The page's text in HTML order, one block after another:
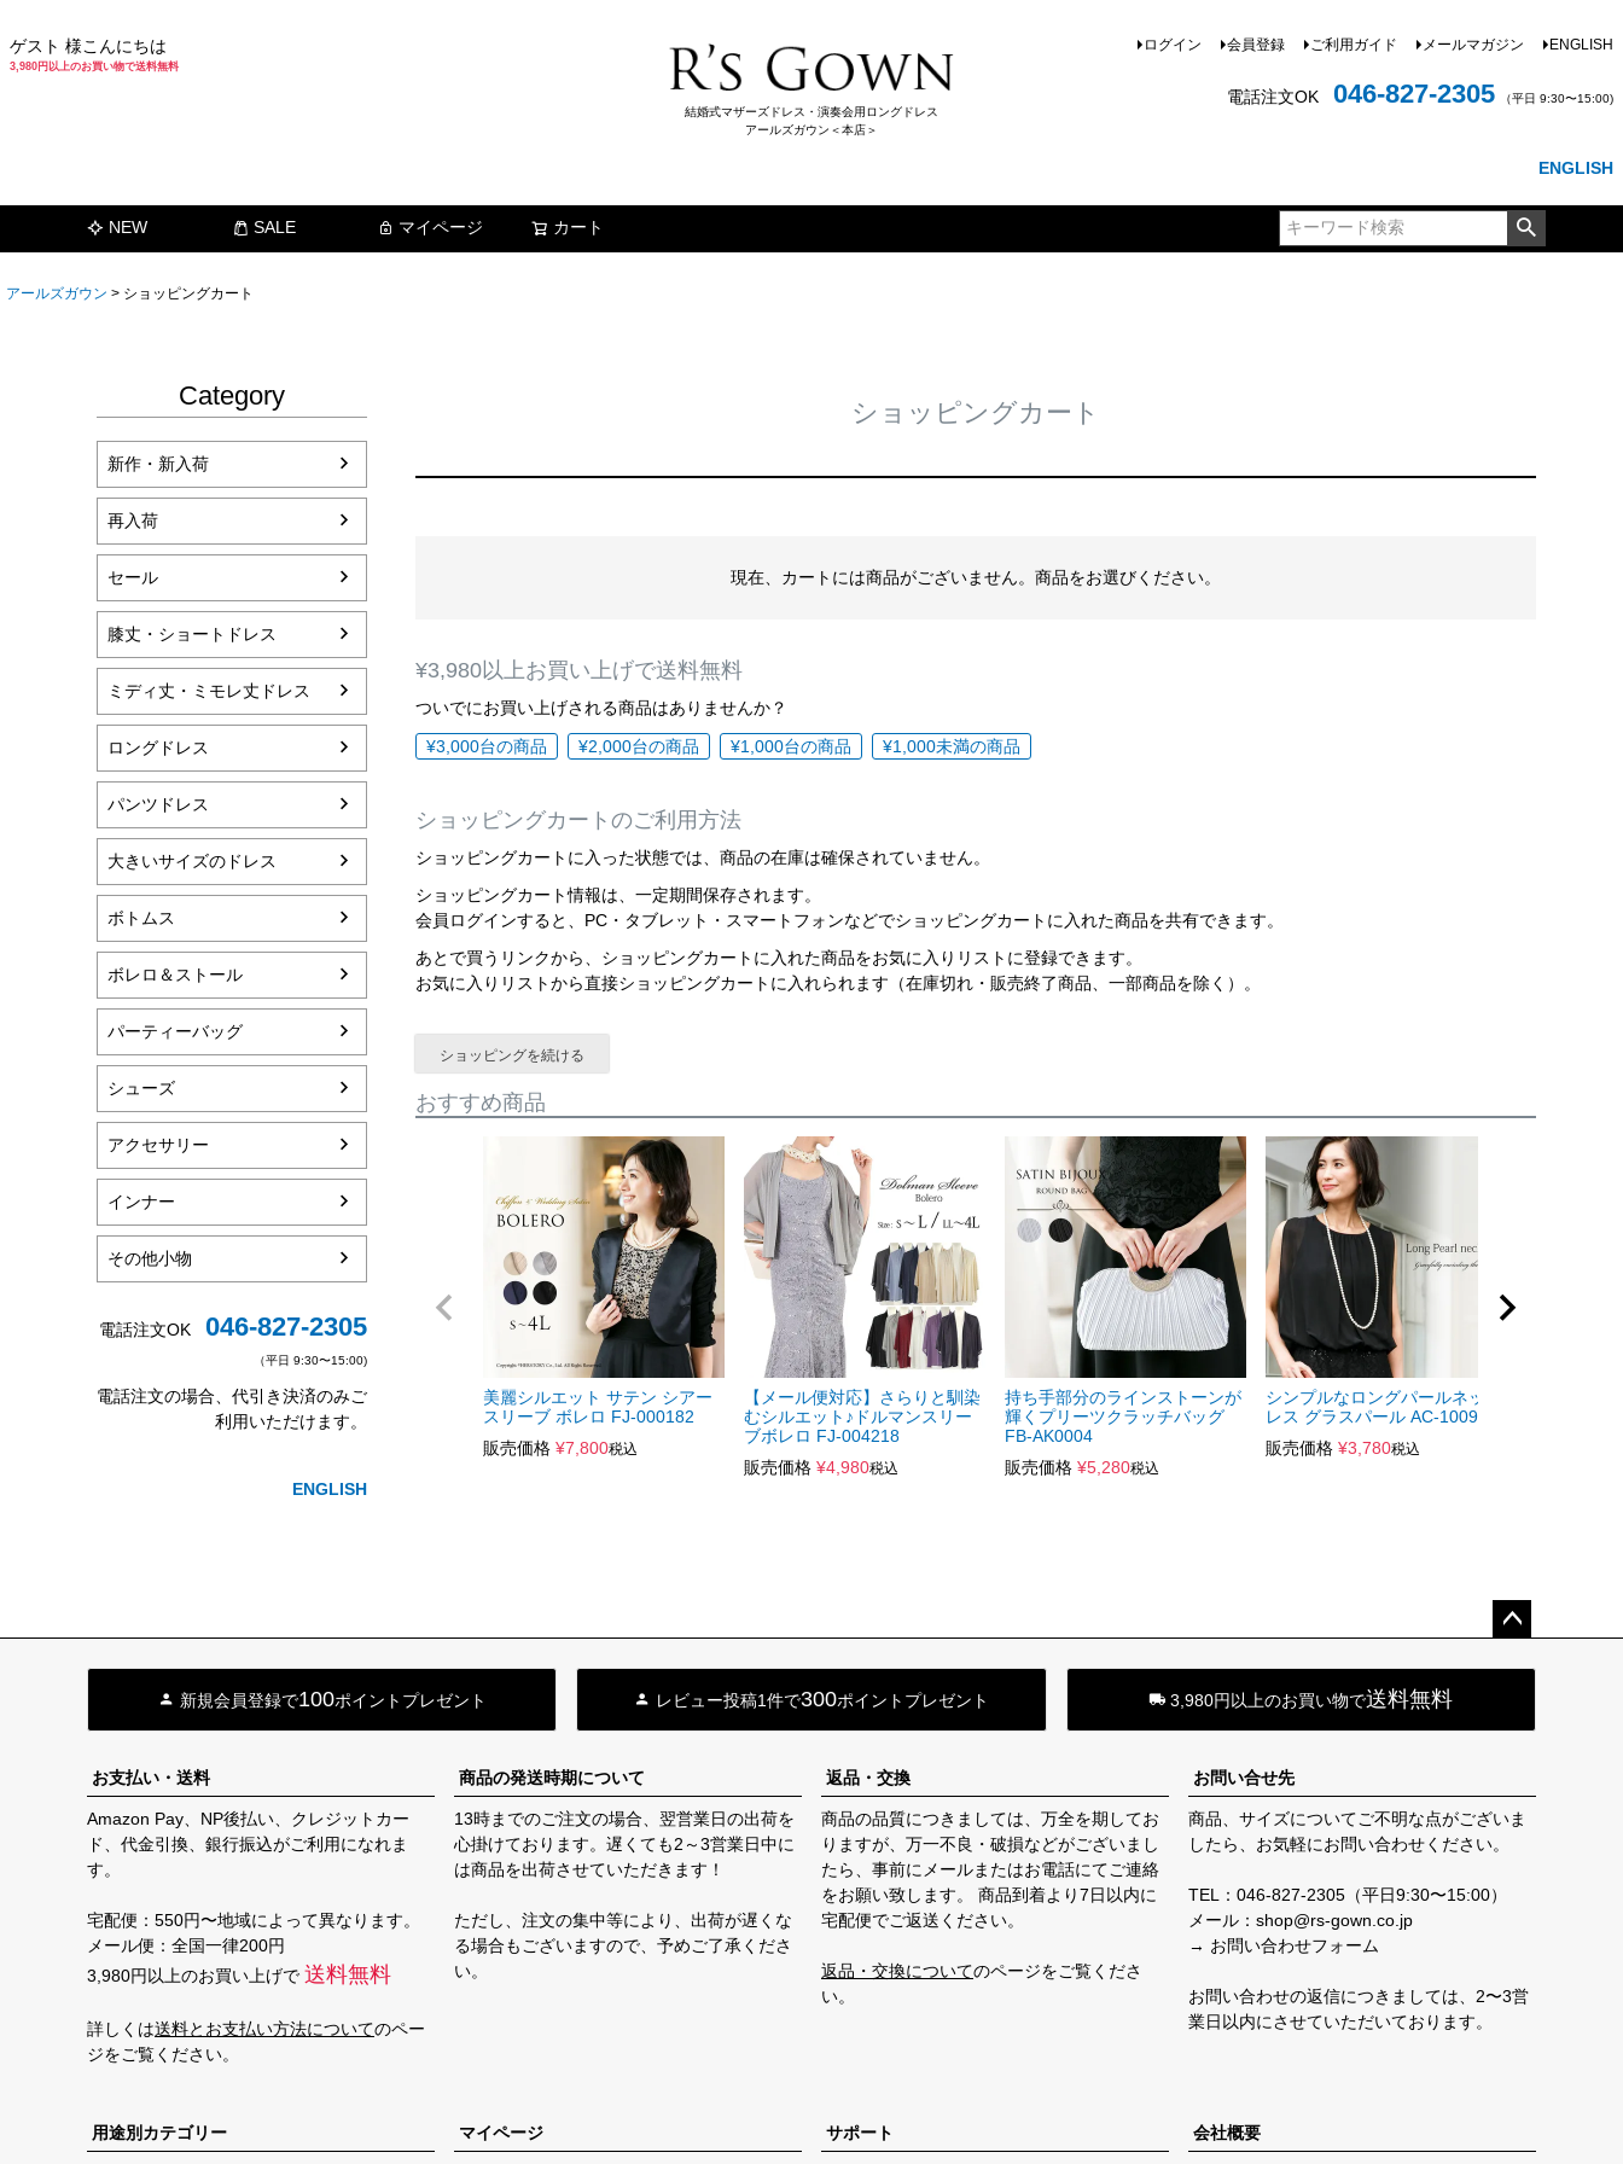
ゲスト 様こんにちは
3,980円以上のお買い物で送料無料
結婚式マザーズドレス・演奏会用ロングドレス
アールズガウン＜本店＞
ログイン 会員登録 ご利用ガイド メールマガジン ENGLISH
電話注文OK 046-827-2305 （平日 9:30〜15:00)
ENGLISH
NEW SALE マイページ カート
アールズガウン ショッピングカート
Category
新作・新入荷
再入荷
セール
膝丈・ショートドレス
ミディ丈・ミモレ丈ドレス
ロングドレス
パンツドレス
大きいサイズのドレス
ボトムス
ボレロ＆ストール
パーティーバッグ
シューズ
アクセサリー
インナー
その他小物
電話注文OK 046-827-2305
（平日 9:30〜15:00)
電話注文の場合、代引き決済のみご
利用いただけます。
ENGLISH
ショッピングカート
現在、カートには商品がございません。商品をお選びください。
¥3,980以上お買い上げで送料無料
ついでにお買い上げされる商品はありませんか？
¥3,000台の商品
¥2,000台の商品 ¥1,000台の商品 ¥1,000未満の商品
ショッピングカートのご利用方法
ショッピングカートに入った状態では、商品の在庫は確保されていません。
ショッピングカート情報は、一定期間保存されます。
会員ログインすると、PC・タブレット・スマートフォンなどでショッピングカートに入れた商品を共有できます。
あとで買うリンクから、ショッピングカートに入れた商品をお気に入りリストに登録できます。
お気に入りリストから直接ショッピングカートに入れられます（在庫切れ・販売終了商品、一部商品を除く）。
ショッピングを続ける
おすすめ商品
美麗シルエット サテン シアー
スリーブ ボレロ FJ-000182
販売価格 ¥7,800税込
【メール便対応】さらりと馴染
むシルエット♪ドルマンスリー
ブボレロ FJ-004218
販売価格 ¥4,980税込
持ち手部分のラインストーンが
輝くプリーツクラッチバッグ
FB-AK0004
販売価格 ¥5,280税込
シンプルなロングパールネック
レス グラスパール AC-100900
販売価格 ¥3,780税込
へ
新規会員登録で100ポイントプレゼント レビュー投稿1件で300ポイントプレゼント 3,980円以上のお買い物で送料無料
お支払い・送料
Amazon Pay、NP後払い、クレジットカー
ド、代金引換、銀行振込がご利用になれま
す。
宅配便：550円〜地域によって異なります。
メール便：全国一律200円
3,980円以上のお買い上げで 送料無料
詳しくは送料とお支払い方法についてのペー
ジをご覧ください。
商品の発送時期について
13時までのご注文の場合、翌営業日の出荷を
心掛けております。遅くても2～3営業日中に
は商品を出荷させていただきます！
ただし、注文の集中等により、出荷が遅くな
る場合もございますので、予めご了承くださ
い。
返品・交換
商品の品質につきましては、万全を期してお
りますが、万一不良・破損などがございまし
たら、事前にメールまたはお電話にてご連絡
をお願い致します。 商品到着より7日以内に
宅配便でご返送ください。
返品・交換についてのページをご覧くださ
い。
お問い合せ先
商品、サイズについてご不明な点がございま
したら、お気軽にお問い合わせください。
TEL： 046-827-2305 （平日9:30〜15:00）
メール：shop@rs-gown.co.jp
→ お問い合わせフォーム
お問い合わせの返信につきましては、2〜3営
業日以内にさせていただいております。
用途別カテゴリー マイページ サポート 会社概要